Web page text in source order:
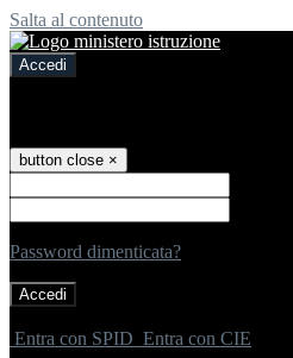
Salta al contenuto
Accedi
button close ×
Password dimenticata?
Entra con SPID Entra con CIE